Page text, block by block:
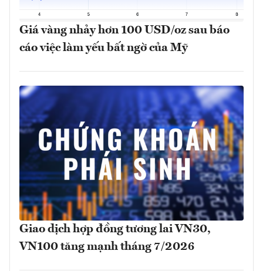
Giá vàng nhảy hơn 100 USD/oz sau báo
cáo việc làm yếu bất ngờ của Mỹ
Giao dịch hợp đồng tương lai VN30,
VN100 tăng mạnh tháng 7/2026